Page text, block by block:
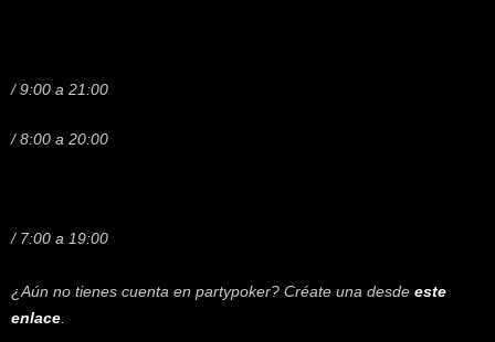
/ 9:00 a 21:00
/ 8:00 a 20:00
/ 7:00 a 19:00
¿Aún no tienes cuenta en partypoker? Créate una desde este
enlace